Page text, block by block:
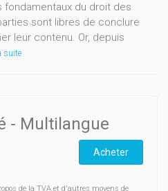
fondamentaux du droit des
sont libres de conclure
leur contenu. Or, depuis
suite
- Multilangue
Acheter
de la TVA et d'autres moyens de